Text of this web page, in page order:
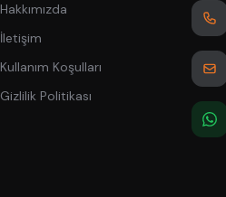
Hakkımızda
İletişim
Kullanım Koşulları
Gizlilik Politikası